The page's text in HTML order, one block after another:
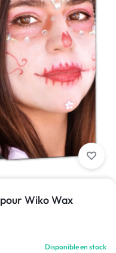
Wiko Wax
Disponible en stock